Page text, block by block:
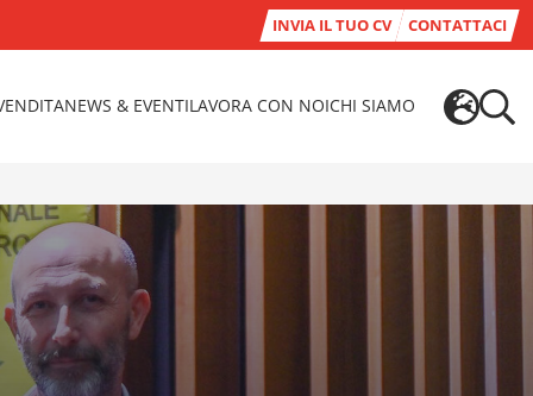
INVIA IL TUO CV CONTATTACI
NEWS & EVENTILAVORA CON NOICHI SIAMO